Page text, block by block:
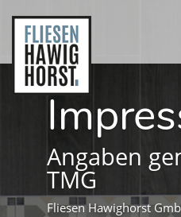
Angaben
TMG
Fliesen Hawighorst